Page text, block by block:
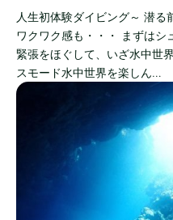
人生初体験ダイビング～ 潜
ワクワク感も・・・ まずはシ
緊張をほぐして、いざ水中世
スモード水中世界を楽しん…